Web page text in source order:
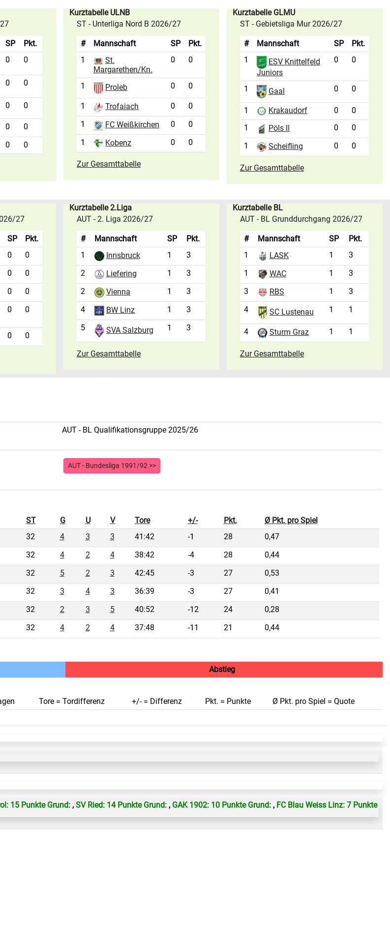
SP
Pkt.
0 0
0 0
0 0
0
0
0 0
Kurztabelle ULNB
ST - Unterliga Nord B 2026/27
# Mannschaft SP
Pkt.
1
St.
Margarethen/Kn.
0 0
1 Proleb 0 0
1 Trofaiach 0
0
1
FC Weißkirchen 0
0
1
Kobenz 0 0
Zur Gesamttabelle
Kurztabelle GLMU
ST - Gebietsliga Mur 2026/27
# Mannschaft SP
Pkt.
1
ESV Knittelfeld
Juniors
0 0
1 Gaal 0 0
1 Krakaudorf 0
0
1
Pöls II 0
0
1
Scheifling 0 0
Zur Gesamttabelle
27
SP
Pkt.
0
0
0
0
0
0
0 0
0 0
Kurztabelle 2.Liga
AUT - 2. Liga 2026/27
# Mannschaft SP
Pkt.
1
Innsbruck 1
3
2
Liefering 1
3
2
Vienna 1
3
4
BW Linz 1
3
5
SVA Salzburg 1 3
Zur Gesamttabelle
Kurztabelle BL
AUT - BL Grunddurchgang 2026/27
# Mannschaft SP
Pkt.
1
LASK 1
3
1
WAC 1
3
3
RBS 1
3
4
SC Lustenau 1 1
4 Sturm Graz 1 1
Zur Gesamttabelle
AUT - BL Qualifikationsgruppe 2025/26
AUT - Bundesliga 1991/92 >>
ST G U V Tore +/- Pkt.
Ø Pkt. pro Spiel
32 4 3 3 41:42 -1 28
0,47
32 4 2 4 38:42 -4 28
0,44
32 5 2 3 42:45 -3 27
0,53
32 3 4 3 36:39 -3 27
0,41
32 2 3 5 40:52 -12 24
0,28
32 4 2 4 37:48 -11 21 0,44
Abstieg
Tore = Tordifferenz +/- = Differenz Pkt. = Punkte Ø Pkt. pro Spiel = Quote
15 Punkte Grund: , SV Ried: 14 Punkte Grund: , GAK 1902: 10 Punkte Grund: , FC Blau Weiss Linz: 7 Punkte